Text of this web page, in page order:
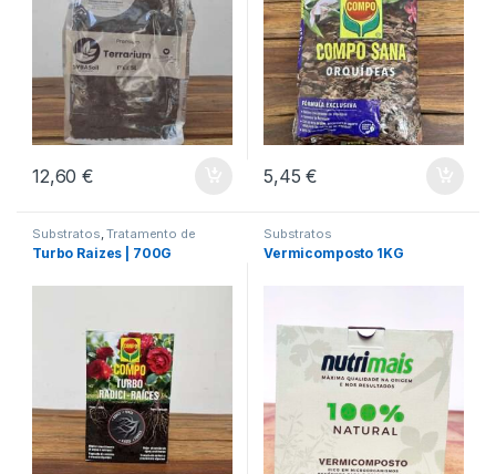
12,60€ 5,45€
Substratos ,Tratamento de
Plantas
Turbo Raizes | 700G
Substratos
Vermicomposto 1KG